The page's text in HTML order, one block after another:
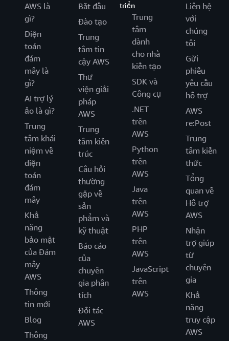
AWS là
gì?
Điện
toán
đám
mây là
gì?
AI trợ lý
ảo là gì?
Trung
tâm khái
niệm về
điện
toán
đám
mây
Khả
năng
bảo mật
của Đám
mây
AWS
Thông
tin mới
Blog
Thông
Bắt đầu
Đào tạo
Trung
tâm tin
cậy AWS
Thư
viện giải
pháp
AWS
Trung
tâm kiến
trúc
Câu hỏi
thường
gặp về
sản
phẩm và
kỹ thuật
Báo cáo
của
chuyên
gia phân
tích
Đối tác
AWS
triển
Trung
tâm
dành
cho nhà
kiến tạo
SDK và
Công cụ
.NET
trên
AWS
Python
trên
AWS
Java
trên
AWS
PHP
trên
AWS
JavaScript
trên
AWS
Liên hệ
với
chúng
tôi
Gửi
phiếu
yêu cầu
hỗ trợ
AWS
re:Post
Trung
tâm kiến
thức
Tổng
quan về
Hỗ trợ
AWS
Nhận
trợ giúp
từ
chuyên
gia
Khả
năng
truy cập
AWS